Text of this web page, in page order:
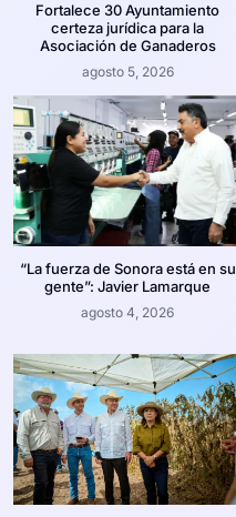
Fortalece 30 Ayuntamiento
certeza jurídica para la
Asociación de Ganaderos
agosto 5, 2026
“La fuerza de Sonora está en su
gente”: Javier Lamarque
agosto 4, 2026